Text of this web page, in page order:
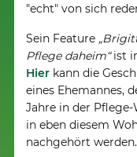
"echt" von sich
Sein Feature
Pflege daheim“ist
Hier kann die
eines Ehemannes,
Jahre in der
in eben diesem
nachgehört werden.